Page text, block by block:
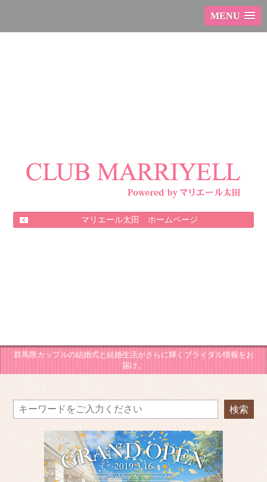
MENU
マリエール太田 ホームページ
群馬県カップルの結婚式と結婚生活がさらに輝くブライダル情報をお
届け。